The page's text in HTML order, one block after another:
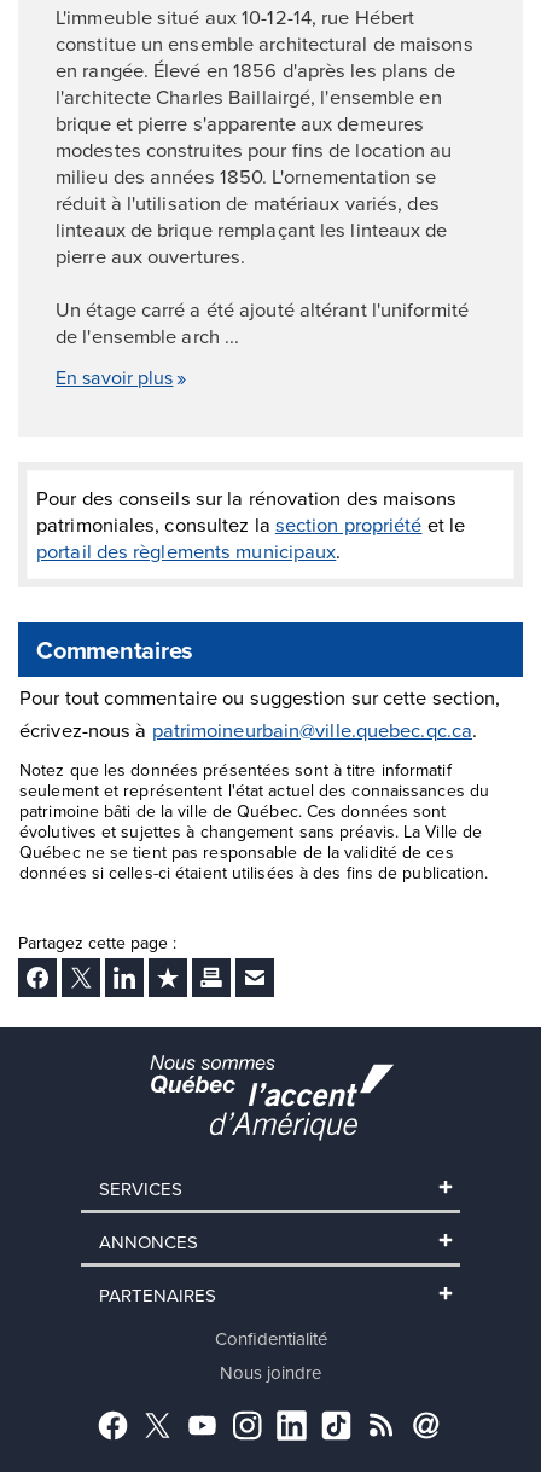
L'immeuble situé aux 10-12-14, rue Hébert
constitue un ensemble architectural de maisons
en rangée. Élevé en 1856 d'après les plans de
l'architecte Charles Baillairgé, l'ensemble en
brique et pierre s'apparente aux demeures
modestes construites pour fins de location au
milieu des années 1850. L'ornementation se
réduit à l'utilisation de matériaux variés, des
linteaux de brique remplaçant les linteaux de
pierre aux ouvertures.
Un étage carré a été ajouté altérant l'uniformité
de l'ensemble arch ...
En savoir plus
Pour des conseils sur la rénovation des maisons
patrimoniales, consultez la section propriété et le
portail des règlements municipaux.
Commentaires
Pour tout commentaire ou suggestion sur cette section,
écrivez-nous à patrimoineurbain@ville.quebec.qc.ca.
Notez que les données présentées sont à titre informatif
seulement et représentent l'état actuel des connaissances du
patrimoine bâti de la ville de Québec. Ces données sont
évolutives et sujettes à changement sans préavis. La Ville de
Québec ne se tient pas responsable de la validité de ces
données si celles-ci étaient utilisées à des fins de publication.
Partagez cette page :
Facebook
Twitter LinkedInAjouter aux favoris
ImprimerEnvoyer Ã un ami
SERVICES
ANNONCES
PARTENAIRES
Confidentialité
Nous joindre
Facebook
TwitterYouTubeInstagram
LinkedInTikTokRSS Abonnement